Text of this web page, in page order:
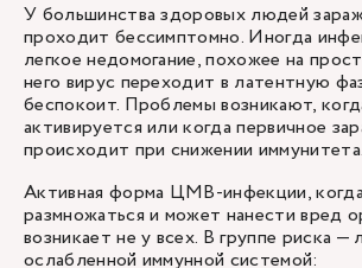
У большинства здоровых людей
проходит бессимптомно. Иногда
легкое недомогание, похожее на
него вирус переходит в латентную
беспокоит. Проблемы возникают,
активируется или когда первичное
происходит при снижении иммунитета.
Активная форма ЦМВ-инфекции, когда
размножаться и может нанести вред
возникает не у всех. В группе риска —
ослабленной иммунной системой: